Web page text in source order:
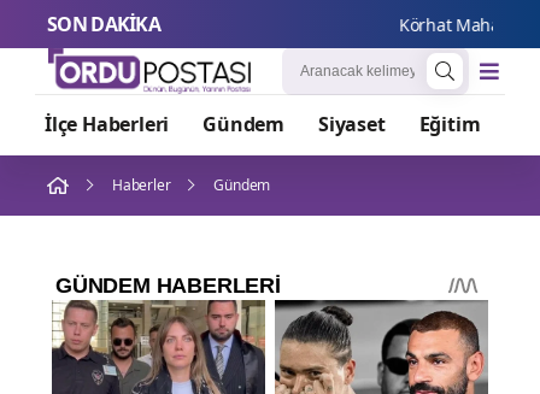
SON DAKİKA Körhat
İlçe Haberleri Gündem Siyaset Eğitim
Haberler Gündem